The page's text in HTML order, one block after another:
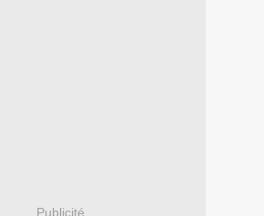
Publicité